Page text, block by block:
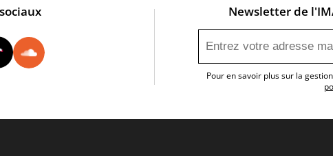
Instagram
Newsletter de
Pour en savoir plus sur la